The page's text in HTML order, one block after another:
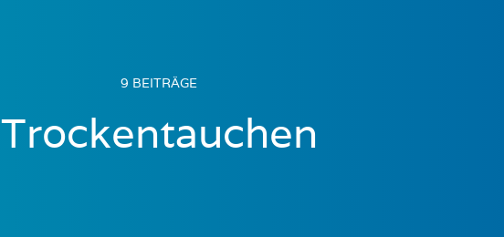
9 BEITRÄGE
Trockentauchen